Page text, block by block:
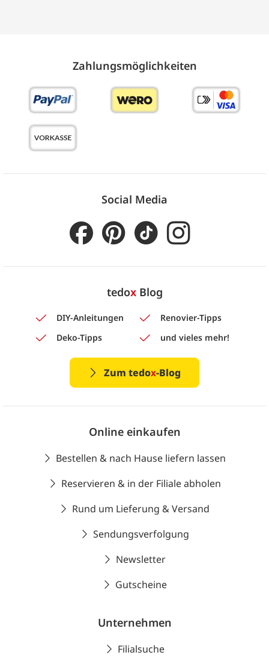
Zahlungs­möglich­keiten
Social Media
tedoxBlog
DIY-Anleitungen
Renovier-Tipps
Deko-Tipps
und vieles mehr!
Zum tedox-Blog
Online einkaufen
Bestellen & nach Hause liefern lassen
Reservieren & in der Filiale abholen
Rund um Lieferung & Versand
Sendungsverfolgung
Newsletter
Gutscheine
Unternehmen
Filialsuche